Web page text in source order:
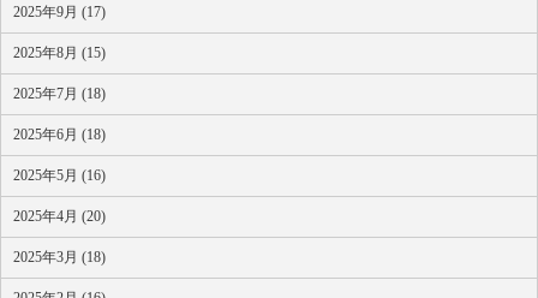
2025年9月 (17)
2025年8月 (15)
2025年7月 (18)
2025年6月 (18)
2025年5月 (16)
2025年4月 (20)
2025年3月 (18)